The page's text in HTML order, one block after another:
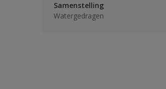
Samenstelling
Watergedragen